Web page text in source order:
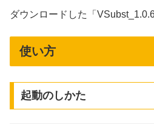
ダウンロードした「
使い方
起動のしかた